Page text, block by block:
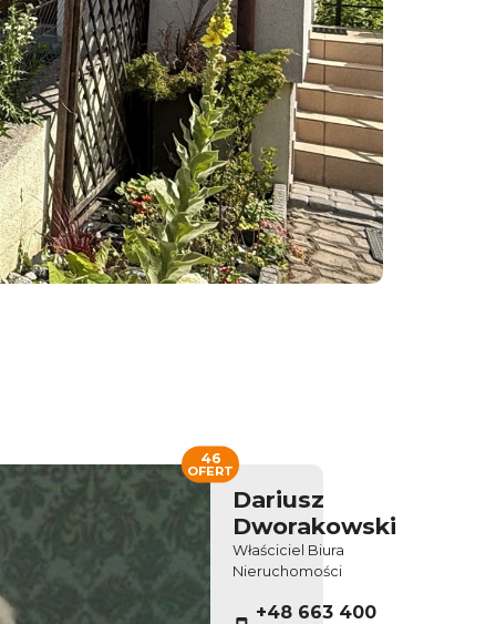
Dariusz
Dworakowski
Właściciel Biura
Nieruchomości
+48 663 400
46
OFERT